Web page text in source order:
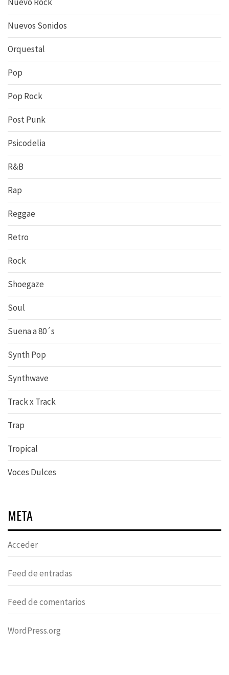
Nuevos Sonidos
Orquestal
Pop
Pop Rock
Post Punk
Psicodelia
R&B
Rap
Reggae
Retro
Rock
Shoegaze
Soul
Suena a 80´s
Synth Pop
Synthwave
Track x Track
Trap
Tropical
Voces Dulces
META
Acceder
Feed de entradas
Feed de comentarios
WordPress.org